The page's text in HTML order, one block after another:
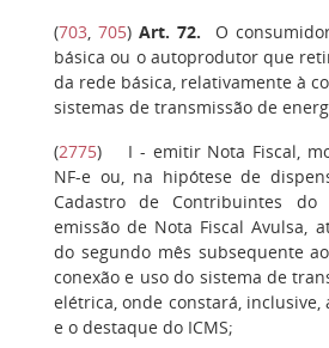
(703, 705) Art. 72. O
básica ou o autoprodutor que
da rede básica, relativamente à
sistemas de transmissão de
(2775) I- emitir Nota Fiscal,
NF-e ou, na hipótese de
Cadastro de Contribuintes do
emissão de Nota Fiscal Avulsa,
do segundo mês subsequente
conexão e uso do sistema de
elétrica, onde constará,
e o destaque do ICMS;